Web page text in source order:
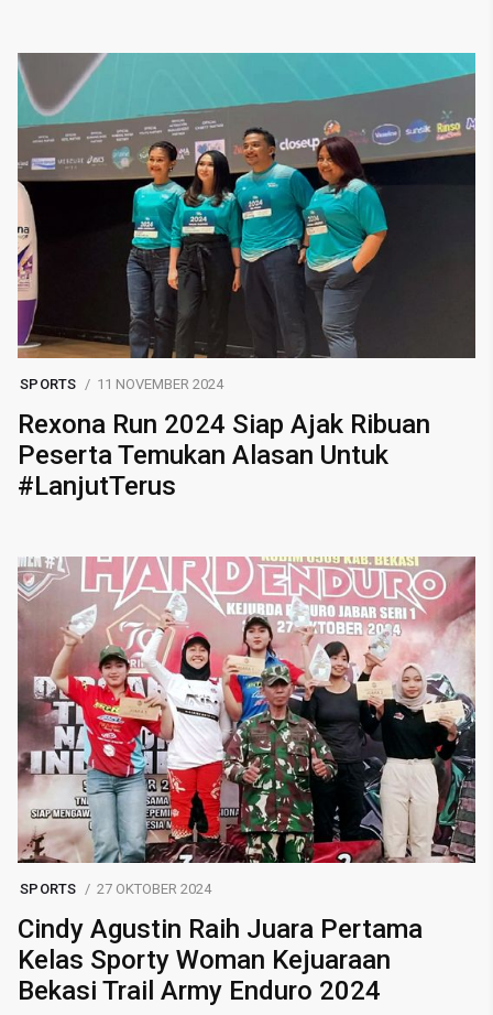
SPORTS 11 NOVEMBER 2024
Rexona Run 2024 Siap Ajak Ribuan
Peserta Temukan Alasan Untuk
#LanjutTerus
SPORTS 27 OKTOBER 2024
Cindy Agustin Raih Juara Pertama
Kelas Sporty Woman Kejuaraan
Bekasi Trail Army Enduro 2024